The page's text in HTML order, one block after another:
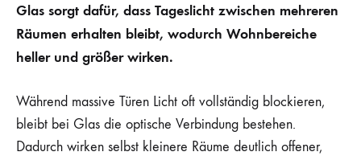
Glas sorgt dafür, dass Tageslicht zwischen mehreren
Räumen erhalten bleibt, wodurch Wohnbereiche
heller und größer wirken.
Während massive Türen Licht oft vollständig blockieren,
bleibt bei Glas die optische Verbindung bestehen.
Dadurch wirken selbst kleinere Räume deutlich offener,